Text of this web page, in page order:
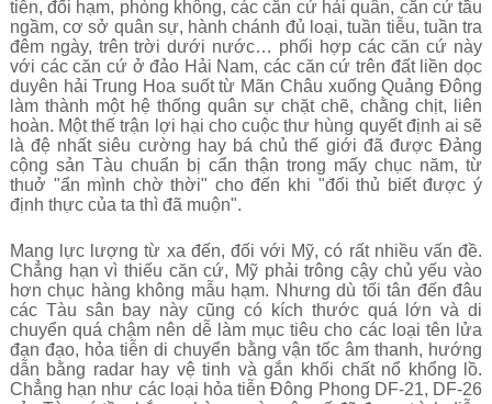
tiễn, đối hạm, phòng không, các căn cứ hải quân, căn cứ tầu
ngầm, cơ sở quân sự, hành chánh đủ loại, tuần tiễu, tuần tra
đêm ngày, trên trời dưới nước… phối hợp các căn cứ này
với các căn cứ ở đảo Hải Nam, các căn cứ trên đất liền dọc
duyên hải Trung Hoa suốt từ Mãn Châu xuống Quảng Đông
làm thành một hệ thống quân sự chặt chẽ, chằng chịt, liên
hoàn. Một thế trận lợi hại cho cuộc thư hùng quyết định ai sẽ
là đệ nhất siêu cường hay bá chủ thế giới đã được Đảng
cộng sản Tàu chuẩn bị cẩn thận trong mấy chục năm, từ
thuở "ẩn mình chờ thời" cho đến khi "đối thủ biết được ý
định thực của ta thì đã muộn".
Mang lực lượng từ xa đến, đối với Mỹ, có rất nhiều vấn đề.
Chẳng hạn vì thiếu căn cứ, Mỹ phải trông cậy chủ yếu vào
hơn chục hàng không mẫu hạm. Nhưng dù tối tân đến đâu
các Tàu sân bay này cũng có kích thước quá lớn và di
chuyển quá chậm nên dễ làm mục tiêu cho các loại tên lửa
đạn đạo, hỏa tiễn di chuyển bằng vận tốc âm thanh, hướng
dẫn bằng radar hay vệ tinh và gắn khối chất nổ khổng lồ.
Chẳng hạn như các loại hỏa tiễn Đông Phong DF-21, DF-26